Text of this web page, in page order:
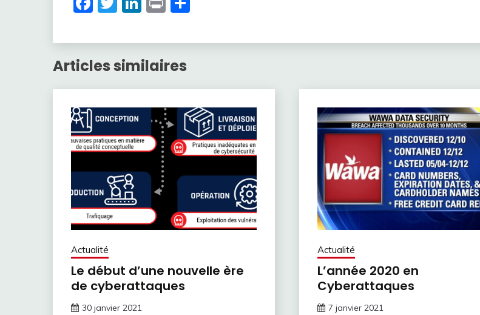
Articles similaires
Actualité
Le début d’une nouvelle ère
de cyberattaques
30 janvier 2021
Actualité
L’année 2020 en
Cyberattaques
7 janvier 2021